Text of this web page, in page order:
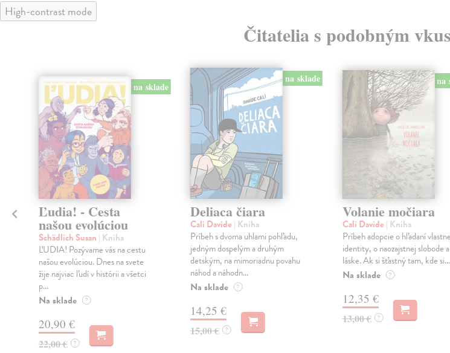
High-contrast mode
Čitatelia s podobným
na sklade
Ľudia! - Cesta
našou evolúciou
Schädlich Susan | Kniha
ĽUDIA! Pozývame vás na cestu
našou evolúciou. Dnes na svete
žije najviac ľudí v histórii a všetci
p...
Na sklade ?
20,90 €
22,00 € ?
na sklade
Deliaca čiara
Cali Davide | Kniha
Príbeh s dvoma uhlami pohľadu,
jedným dospelým a druhým
detským, na mimoriadnu povahu
náhod a náhodn...
Na sklade ?
14,25 €
15,00 € ?
na
Volanie močiara
Cali Davide | Kniha
Príbeh adopcie o hľadaní
identity, o naozajstnej slobode a
láske. Ak si šťastný tam, kde si...
Na sklade ?
12,35 €
13,00 € ?